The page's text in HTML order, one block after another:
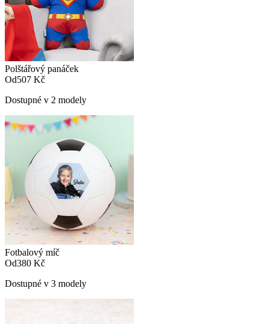
Polštářový panáček
Od507 Kč
Dostupné v 2 modely
Fotbalový míč
Od380 Kč
Dostupné v 3 modely